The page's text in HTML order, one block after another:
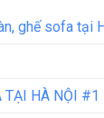
ghế sofa tại
TẠI HÀ NỘI